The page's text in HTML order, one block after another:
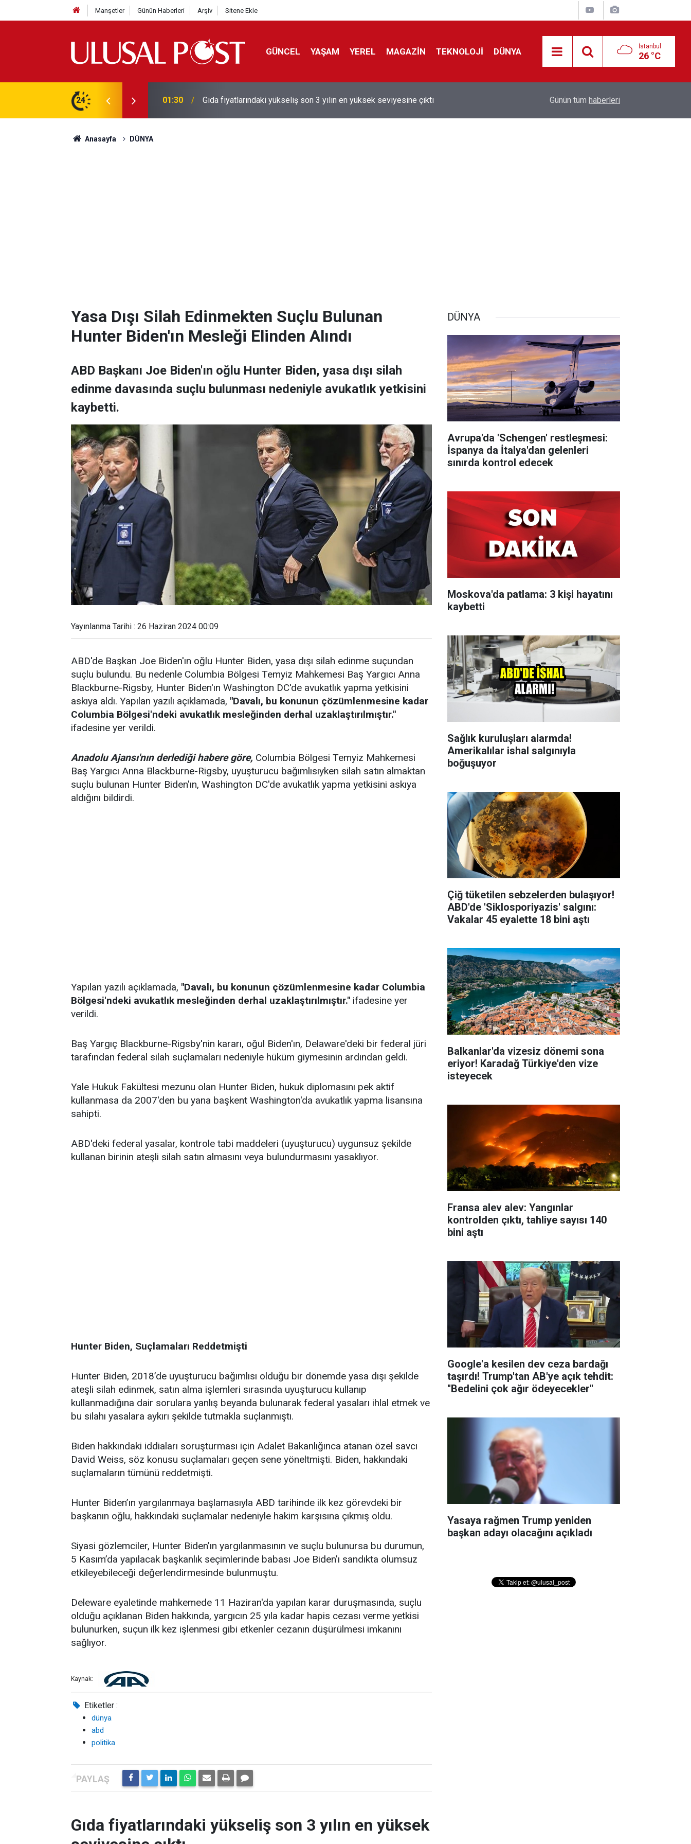
Manşetler Günün Haberleri Arşiv Sitene Ekle
GÜNCEL YAŞAM YEREL MAGAZİN TEKNOLOJİ DÜNYA İstanbul
26 °C
24
en yüksek seviyesine çıktı 01:26 Galatasaray'dan sekiz kişi hakkında savcılığa suç duyurusu
kontrol edecek
Günün tüm haberleri
Anasayfa DÜNYA
Yasa Dışı Silah Edinmekten Suçlu Bulunan
Hunter Biden'ın Mesleği Elinden Alındı
ABD Başkanı Joe Biden'ın oğlu Hunter Biden, yasa dışı silah
edinme davasında suçlu bulunması nedeniyle avukatlık yetkisini
kaybetti.
Yayınlanma Tarihi : 26 Haziran 2024 00:09
ABD'de Başkan Joe Biden'ın oğlu Hunter Biden, yasa dışı silah edinme suçundan
suçlu bulundu. Bu nedenle Columbia Bölgesi Temyiz Mahkemesi Baş Yargıcı Anna
Blackburne-Rigsby, Hunter Biden'ın Washington DC'de avukatlık yapma yetkisini
askıya aldı. Yapılan yazılı açıklamada, "Davalı, bu konunun çözümlenmesine kadar
Columbia Bölgesi'ndeki avukatlık mesleğinden derhal uzaklaştırılmıştır."
ifadesine yer verildi.
Anadolu Ajansı'nın derlediği habere göre, Columbia Bölgesi Temyiz Mahkemesi
Baş Yargıcı Anna Blackburne-Rigsby, uyuşturucu bağımlısıyken silah satın almaktan
suçlu bulunan Hunter Biden'ın, Washington DC'de avukatlık yapma yetkisini askıya
aldığını bildirdi.
Yapılan yazılı açıklamada, "Davalı, bu konunun çözümlenmesine kadar Columbia
Bölgesi'ndeki avukatlık mesleğinden derhal uzaklaştırılmıştır." ifadesine yer
verildi.
Baş Yargıç Blackburne-Rigsby'nin kararı, oğul Biden'ın, Delaware'deki bir federal jüri
tarafından federal silah suçlamaları nedeniyle hüküm giymesinin ardından geldi.
Yale Hukuk Fakültesi mezunu olan Hunter Biden, hukuk diplomasını pek aktif
kullanmasa da 2007'den bu yana başkent Washington'da avukatlık yapma lisansına
sahipti.
ABD'deki federal yasalar, kontrole tabi maddeleri (uyuşturucu) uygunsuz şekilde
kullanan birinin ateşli silah satın almasını veya bulundurmasını yasaklıyor.
Hunter Biden, Suçlamaları Reddetmişti
Hunter Biden, 2018’de uyuşturucu bağımlısı olduğu bir dönemde yasa dışı şekilde
ateşli silah edinmek, satın alma işlemleri sırasında uyuşturucu kullanıp
kullanmadığına dair sorulara yanlış beyanda bulunarak federal yasaları ihlal etmek ve
bu silahı yasalara aykırı şekilde tutmakla suçlanmıştı.
Biden hakkındaki iddiaları soruşturması için Adalet Bakanlığınca atanan özel savcı
David Weiss, söz konusu suçlamaları geçen sene yöneltmişti. Biden, hakkındaki
suçlamaların tümünü reddetmişti.
Hunter Biden’ın yargılanmaya başlamasıyla ABD tarihinde ilk kez görevdeki bir
başkanın oğlu, hakkındaki suçlamalar nedeniyle hakim karşısına çıkmış oldu.
Siyasi gözlemciler, Hunter Biden’ın yargılanmasının ve suçlu bulunursa bu durumun,
5 Kasım’da yapılacak başkanlık seçimlerinde babası Joe Biden’ı sandıkta olumsuz
etkileyebileceği değerlendirmesinde bulunmuştu.
Deleware eyaletinde mahkemede 11 Haziran'da yapılan karar duruşmasında, suçlu
olduğu açıklanan Biden hakkında, yargıcın 25 yıla kadar hapis cezası verme yetkisi
bulunurken, suçun ilk kez işlenmesi gibi etkenler cezanın düşürülmesi imkanını
sağlıyor.
Kaynak:
Etiketler :
dünya
abd
politika
Gıda fiyatlarındaki yükseliş son 3 yılın en yüksek
DÜNYA
Avrupa'da 'Schengen' restleşmesi:
İspanya da İtalya'dan gelenleri
sınırda kontrol edecek
Moskova'da patlama: 3 kişi hayatını
kaybetti
Sağlık kuruluşları alarmda!
Amerikalılar ishal salgınıyla
boğuşuyor
Çiğ tüketilen sebzelerden bulaşıyor!
ABD'de 'Siklosporiyazis' salgını:
Vakalar 45 eyalette 18 bini aştı
Balkanlar'da vizesiz dönemi sona
eriyor! Karadağ Türkiye'den vize
isteyecek
Fransa alev alev: Yangınlar
kontrolden çıktı, tahliye sayısı 140
bini aştı
Google'a kesilen dev ceza bardağı
taşırdı! Trump'tan AB'ye açık tehdit:
''Bedelini çok ağır ödeyecekler''
Yasaya rağmen Trump yeniden
başkan adayı olacağını açıkladı